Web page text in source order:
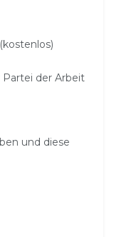
der Arbeit
und diese